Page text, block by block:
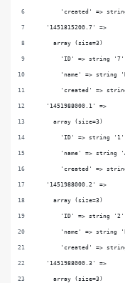
'created' =>
  '1451815200.7' =>
    array (size=3)
'ID' => string
'name' => string
'created' =>
  '1451988000.1' =>
    array (size=3)
'ID' => string
'name' => string
'created' =>
  '1451988000.2' =>
    array (size=3)
'ID' => string
'name' => string
'created' =>
  '1451988000.3' =>
    array (size=3)